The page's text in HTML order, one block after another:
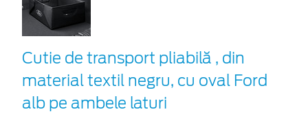
Cutie de transport pliabilă , din
material textil negru, cu oval Ford
alb pe ambele laturi